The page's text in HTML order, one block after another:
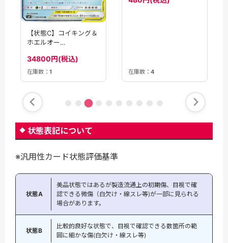
【状態C】コイキング＆
ホエルオー
【sm9】
34800円(税込)
在庫数： 1 在庫数： 4
状態表記について
※汎用性カード状態評価基準
状態A
美品状態ではあるが製造流通上の初期傷、目視で確
認できる微傷（白欠け・線スレ等)が一部に見られる
場合があります。
状態B
比較的良好な状態で、目視で確認できる数箇所の範
囲に細かな傷(白欠け・線スレ等)